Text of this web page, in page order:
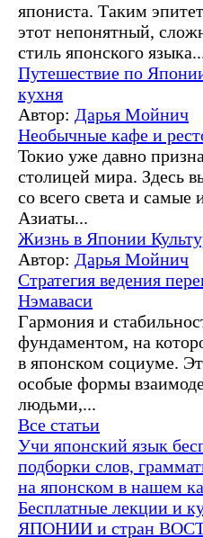
япониста. Таким
этот непонятный,
стиль японского
Путешествие по
кухня
Автор: Дарья Мойнич
Необычные кафе и
Токио уже давно
столицей мира. Здесь
со всего света и
Азиаты...
Жизнь в Японии
Автор: Дарья Мойнич
Стратегия ведения
Нэмаваси
Гармония и
фундаментом, на
в японском социуме.
особые формы
людьми,...
Все статьи
Учи японский язык
подборки слов,
на японском в нашем
Бесплатные лекции и
ЯПОНИИ и стран